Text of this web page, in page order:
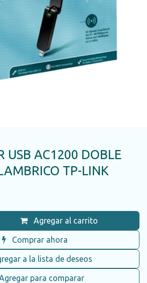
USB AC1200 DOBLE
TP-LINK
Agregar al carrito
Comprar ahora
para comparar
a la lista de deseos